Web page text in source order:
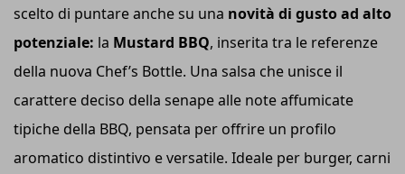
scelto di puntare anche su una novità di gusto ad alto
potenziale: la Mustard BBQ, inserita tra le referenze
della nuova Chef’s Bottle. Una salsa che unisce il
carattere deciso della senape alle note affumicate
tipiche della BBQ, pensata per offrire un profilo
aromatico distintivo e versatile. Ideale per burger, carni